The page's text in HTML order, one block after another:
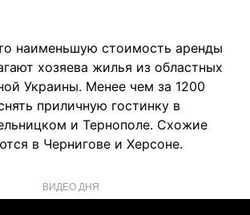
наименьшую стоимость аренды
хозяева жилья из областных
Украины. Менее чем за 1200
приличную гостинку в
и Тернополе. Схожие
в Чернигове и Херсоне.
ВИДЕО ДНЯ